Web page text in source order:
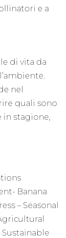
e a
di vita da
nel
quali sono
in stagione,
Banana
– Seasonal